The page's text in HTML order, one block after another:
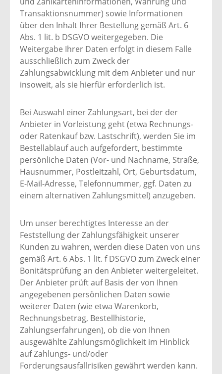
Transaktionsnummer) sowie Informationen
über den Inhalt Ihrer Bestellung gemäß Art. 6
Abs. 1 lit. b DSGVO weitergegeben. Die
Weitergabe Ihrer Daten erfolgt in diesem Falle
ausschließlich zum Zweck der
Zahlungsabwicklung mit dem Anbieter und nur
insoweit, als sie hierfür erforderlich ist.
Bei Auswahl einer Zahlungsart, bei der der
Anbieter in Vorleistung geht (etwa Rechnungs-
oder Ratenkauf bzw. Lastschrift), werden Sie im
Bestellablauf auch aufgefordert, bestimmte
persönliche Daten (Vor- und Nachname, Straße,
Hausnummer, Postleitzahl, Ort, Geburtsdatum,
E-Mail-Adresse, Telefonnummer, ggf. Daten zu
einem alternativen Zahlungsmittel) anzugeben.
Um unser berechtigtes Interesse an der
Feststellung der Zahlungsfähigkeit unserer
Kunden zu wahren, werden diese Daten von uns
gemäß Art. 6 Abs. 1 lit. f DSGVO zum Zweck einer
Bonitätsprüfung an den Anbieter weitergeleitet.
Der Anbieter prüft auf Basis der von Ihnen
angegebenen persönlichen Daten sowie
weiterer Daten (wie etwa Warenkorb,
Rechnungsbetrag, Bestellhistorie,
Zahlungserfahrungen), ob die von Ihnen
ausgewählte Zahlungsmöglichkeit im Hinblick
auf Zahlungs- und/oder
Forderungsausfallrisiken gewährt werden kann.